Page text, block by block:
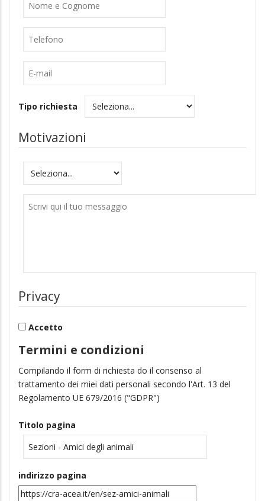
Telefono
Tipo richiesta
Motivazioni
Motivazioni
Messaggio
Privacy
Accetto
Termini e condizioni
Compilando il form di richiesta do il consenso al
trattamento dei miei dati personali secondo l'Art. 13 del
Regolamento UE 679/2016 ("GDPR")
Titolo pagina
indirizzo pagina